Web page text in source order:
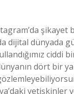
şikayet
dijital dünyada
ciddi
dört bir
yetişkinler